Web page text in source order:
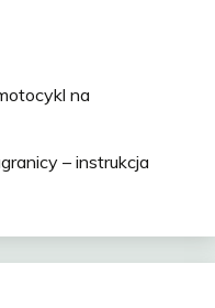
na
– instrukcja